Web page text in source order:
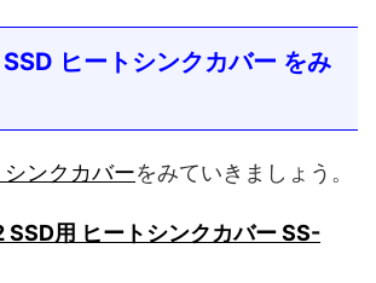
ヒートシンクカバー をみ
ンクカバーをみていきましょう。
SSD用 ヒートシンクカバー SS-